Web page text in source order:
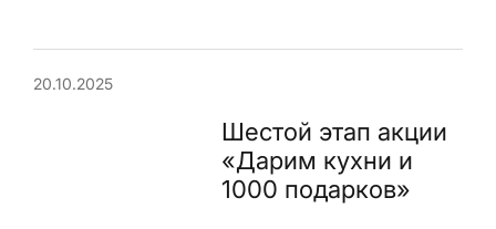
20.10.2025
Шестой этап акции
«Дарим кухни и
1000 подарков»